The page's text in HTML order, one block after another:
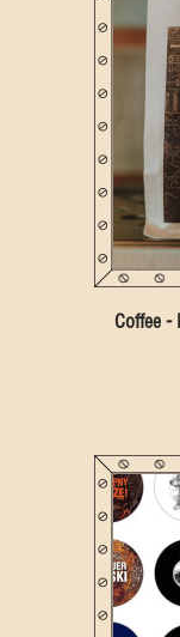
Coffee -